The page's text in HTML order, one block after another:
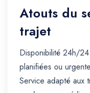
Atouts du
trajet
Disponibilité 24h/
planifiées ou
Service adapté aux